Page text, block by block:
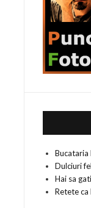
Bucataria
Dulciuri
Hai sa
Retete ca